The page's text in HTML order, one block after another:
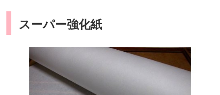
スーパー強化紙